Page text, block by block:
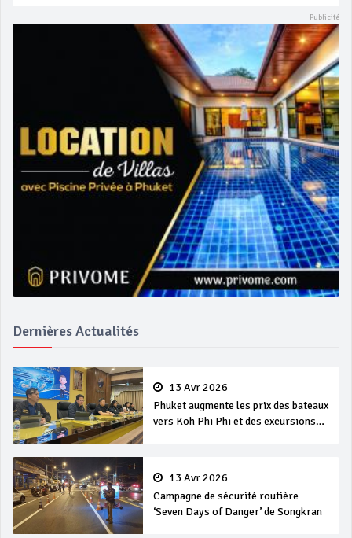
Dernières Actualités
13 Avr 2026
Phuket augmente les prix des bateaux
vers Koh Phi Phi et des excursions
13 Avr 2026
Campagne de sécurité routière
‘Seven Days of Danger’ de Songkran